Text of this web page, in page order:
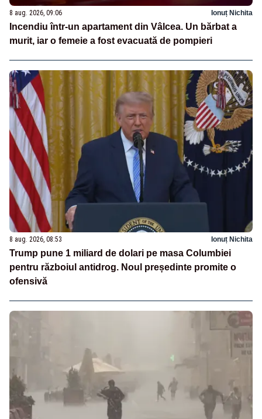
8 aug. 2026, 09:06 Ionuț Nichita
Incendiu într-un apartament din Vâlcea. Un bărbat a
murit, iar o femeie a fost evacuată de pompieri
8 aug. 2026, 08:53 Ionuț Nichita
Trump pune 1 miliard de dolari pe masa Columbiei
pentru războiul antidrog. Noul președinte promite o
ofensivă